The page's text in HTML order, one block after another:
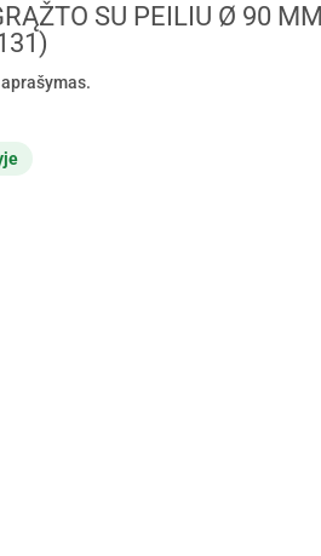
SU PEILIU Ø 90 MM